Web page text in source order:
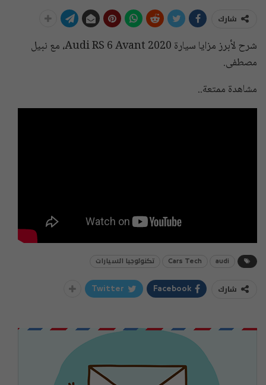
شارك
شرح لأبرز مزايا سيارة Audi RS 6 Avant 2020، مع نبيل
مصطفى.
مشاهدة ممتعة..
audi
Cars Tech تكنولوجيا السيارات
شارك Facebook
Twitter